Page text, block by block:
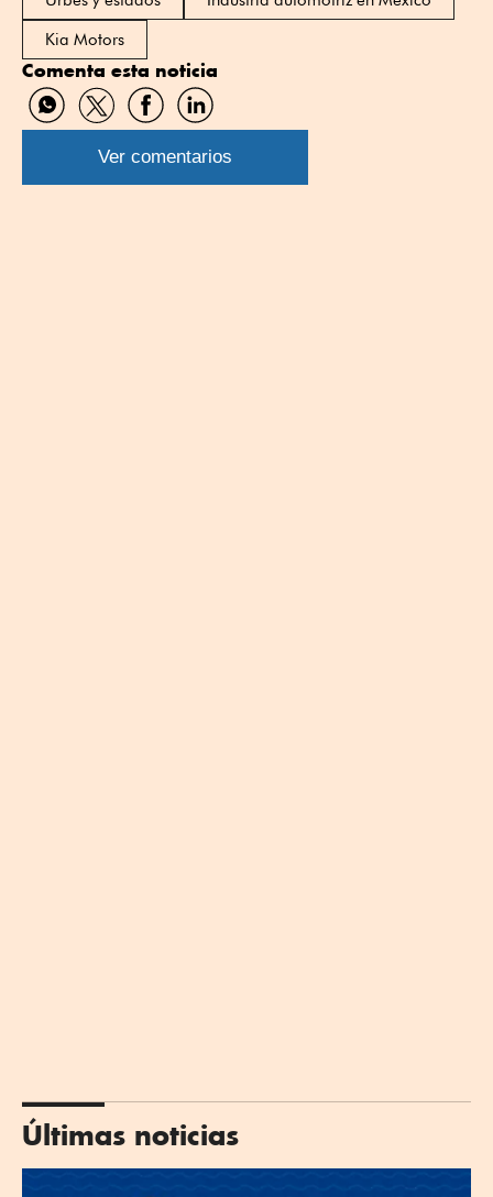
Kia Motors
Comenta esta noticia
Compartir
por
WhatsApp
Compartir
por
Twitter
Compartir
por
Facebook
Compartir
por
Linkedin
Ver comentarios
Últimas noticias